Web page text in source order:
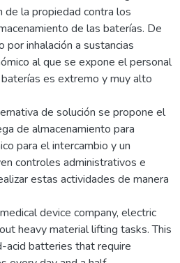
de la propiedad contra los
de las baterías. De
por inhalación a sustancias
al que se expone el personal
es extremo y muy alto
de solución se propone el
de almacenamiento para
para el intercambio y un
controles administrativos e
estas actividades de manera
device company, electric
heavy material lifting tasks. This
batteries that require